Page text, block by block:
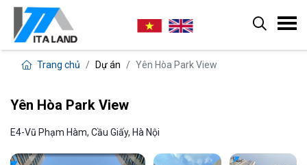
Trang chủ Dự án Yên Hòa Park View
Yên Hòa Park View
E4-Vũ Phạm Hàm, Cầu Giấy, Hà Nội